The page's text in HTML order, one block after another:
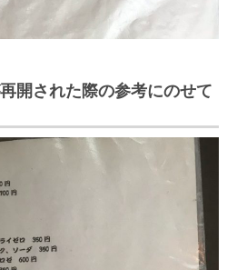
開された際の参考にのせて